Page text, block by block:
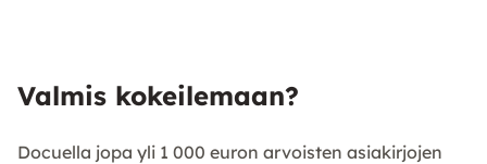
Valmis kokeilemaan?
Docuella jopa yli 1 000 euron arvoisten asiakirjojen